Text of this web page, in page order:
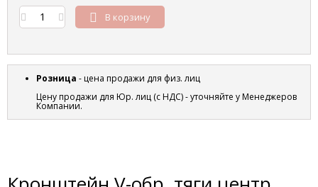
В корзину
Розница - цена продажи для физ. лиц
Цену продажи для Юр. лиц (с НДС) - уточняйте у Менеджеров
Компании.